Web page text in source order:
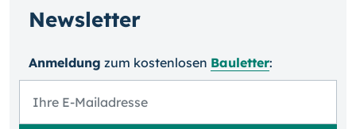
Newsletter
Anmeldung zum kosten­losen Bauletter: